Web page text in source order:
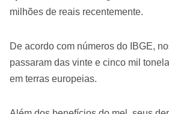
milhões de reais recentemente.
De acordo com números do IBGE,
passaram das vinte e cinco mil
em terras europeias.